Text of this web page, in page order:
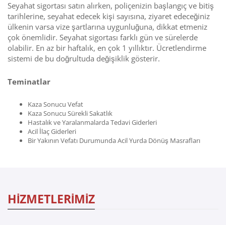
Seyahat sigortası satın alırken, poliçenizin başlangıç ve bitiş
tarihlerine, seyahat edecek kişi sayısına, ziyaret edeceğiniz
ülkenin varsa vize şartlarına uygunluğuna, dikkat etmeniz
çok önemlidir. Seyahat sigortası farklı gün ve sürelerde
olabilir. En az bir haftalık, en çok 1 yıllıktır. Ücretlendirme
sistemi de bu doğrultuda değişiklik gösterir.
Teminatlar
Kaza Sonucu Vefat
Kaza Sonucu Sürekli Sakatlık
Hastalık ve Yaralanmalarda Tedavi Giderleri
Acil İlaç Giderleri
Bir Yakının Vefatı Durumunda Acil Yurda Dönüş Masrafları
HİZMETLERİMİZ